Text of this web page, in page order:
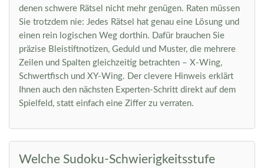
denen schwere Rätsel nicht mehr genügen. Raten müssen
Sie trotzdem nie: Jedes Rätsel hat genau eine Lösung und
einen rein logischen Weg dorthin. Dafür brauchen Sie
präzise Bleistiftnotizen, Geduld und Muster, die mehrere
Zeilen und Spalten gleichzeitig betrachten – X-Wing,
Schwertfisch und XY-Wing. Der clevere Hinweis erklärt
Ihnen auch den nächsten Experten-Schritt direkt auf dem
Spielfeld, statt einfach eine Ziffer zu verraten.
Welche Sudoku-Schwierigkeitsstufe